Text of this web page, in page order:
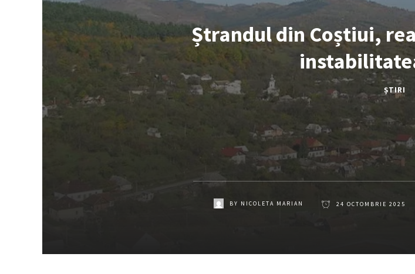
Ștrandul din Coștiui,
ȘTIRI
BY NICOLETA MARIAN 24 OCTOMBRIE 2025